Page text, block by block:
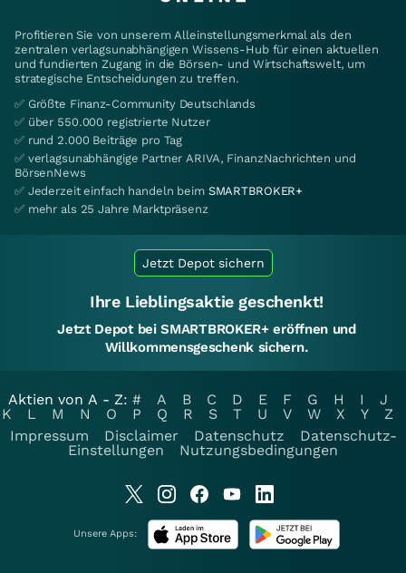
Profitieren Sie von unserem Alleinstellungsmerkmal als den
zentralen verlagsunabhängigen Wissens-Hub für einen aktuellen
und fundierten Zugang in die Börsen- und Wirtschaftswelt, um
strategische Entscheidungen zu treffen.
✅ Größte Finanz-Community Deutschlands
✅ über 550.000 registrierte Nutzer
✅ rund 2.000 Beiträge pro Tag
✅ verlagsunabhängige Partner ARIVA, FinanzNachrichten und
BörsenNews
✅ Jederzeit einfach handeln beim SMARTBROKER+
✅ mehr als 25 Jahre Marktpräsenz
Jetzt Depot sichern
Ihre Lieblingsaktie geschenkt!
Jetzt Depot bei SMARTBROKER+ eröffnen und
Willkommensgeschenk sichern.
Aktien von A - Z: # A B C D E F G H I
J
K
L M N O P Q R S T U V W X Y
Z
Impressum
Disclaimer Datenschutz
Datenschutz-
Einstellungen
Nutzungsbedingungen
Unsere Apps: